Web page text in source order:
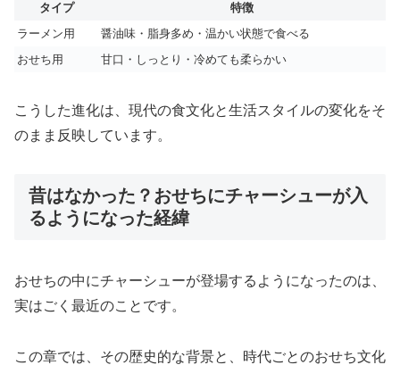
タイプ
特徴
ラーメン用
醤油味・脂身多め・温かい状態で食べる
おせち用
甘口・しっとり・冷めても柔らかい
こうした進化は、現代の食文化と生活スタイルの変化をそ
のまま反映しています。
昔はなかった？おせちにチャーシューが入
るようになった経緯
おせちの中にチャーシューが登場するようになったのは、
実はごく最近のことです。
この章では、その歴史的な背景と、時代ごとのおせち文化